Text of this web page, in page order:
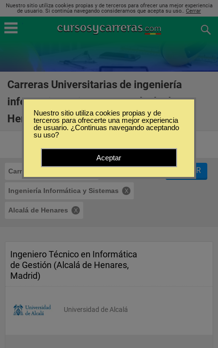
Nuestro sitio utiliza cookies propias y de terceros para ofrecer una mejor experiencia
de usuario. Si continúa navegando consideramos que acepta su uso.. Cerrar
Carreras Universitarias de ingeniería
informática y sistemas en Alcalá de
Henares
(22)
Carreras Universitarias
Ingeniería Informática y Sistemas
Alcalá de Henares
FILTRAR
Ingeniero Técnico en Informática
de Gestión (Alcalá de Henares,
Madrid)
Universidad de Alcalá
Nuestro sitio utiliza cookies propias y de
terceros para ofrecerte una mejor experiencia
de usuario. ¿Continuas navegando aceptando
su uso?
Aceptar